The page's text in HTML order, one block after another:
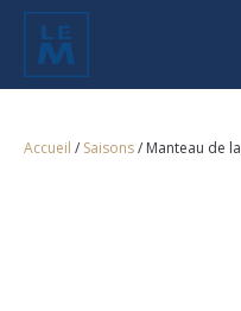
Accueil / Saisons/ Manteau de